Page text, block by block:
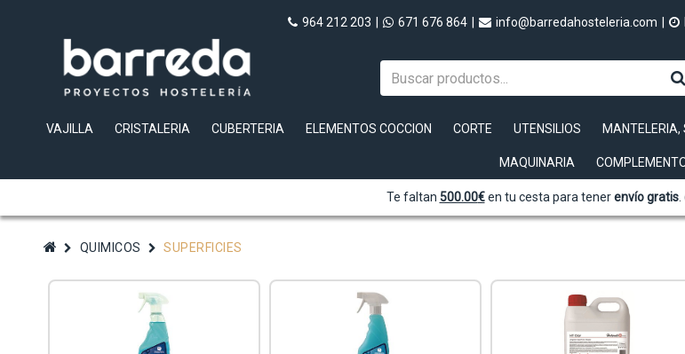
964 212 203 671 676 864 info@barredahosteleria.com
VAJILLA CRISTALERIA CUBERTERIA ELEMENTOS COCCION CORTE UTENSILIOS MANTELERIA,
MAQUINARIA
Te faltan 500.00€en tu cesta para tenerenvío gratis.
QUIMICOS SUPERFICIES